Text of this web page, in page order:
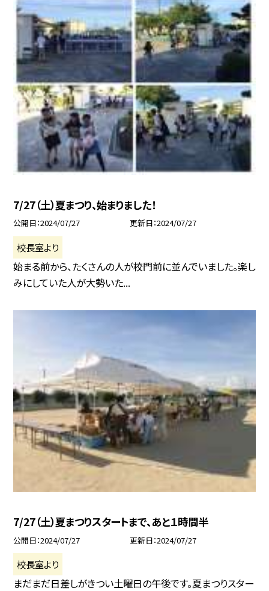
7/27（土）夏まつり、始まりました！
公開日 2024/07/27 更新日 2024/07/27
校長室より
始まる前から、たくさんの人が校門前に並んでいました。楽し
みにしていた人が大勢いた...
7/27（土）夏まつりスタートまで、あと１時間半
公開日 2024/07/27 更新日 2024/07/27
校長室より
まだまだ日差しがきつい土曜日の午後です。夏まつりスター